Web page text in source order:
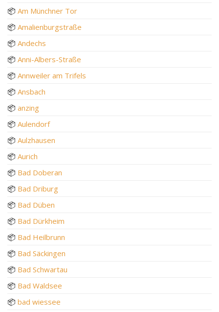
📦 Am Münchner Tor
📦 Amalienburgstraße
📦 Andechs
📦 Anni-Albers-Straße
📦 Annweiler am Trifels
📦 Ansbach
📦 anzing
📦 Aulendorf
📦 Aulzhausen
📦 Aurich
📦 Bad Doberan
📦 Bad Driburg
📦 Bad Düben
📦 Bad Dürkheim
📦 Bad Heilbrunn
📦 Bad Säckingen
📦 Bad Schwartau
📦 Bad Waldsee
📦 bad wiessee